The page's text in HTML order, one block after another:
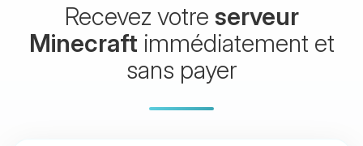
Recevez votre serveur
Minecraft immédiatement et
sans payer